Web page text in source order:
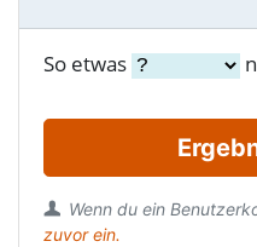
So etwas
Wenn du ein
zuvor ein.